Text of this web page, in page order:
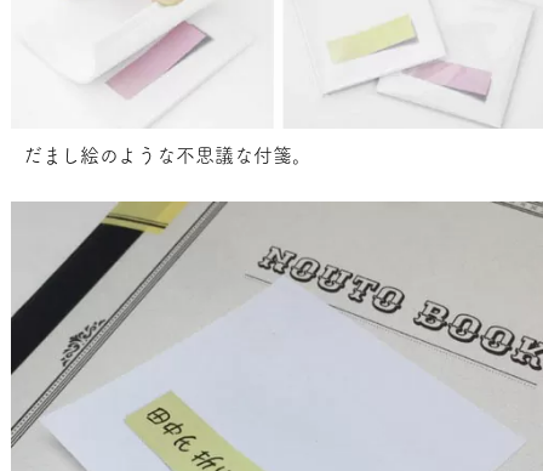
だまし絵のような不思議な付箋。